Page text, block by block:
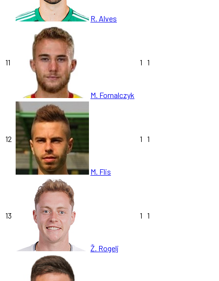
R. Alves
11
M. Fornalczyk
1 1
12
M. Flis
1 1
13
Ž. Rogelj
1 1